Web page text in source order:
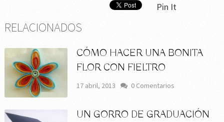
Pin It
RELACIONADOS
CÓMO HACER UNA BONITA
FLOR CON FIELTRO
17 abril, 2013 0 Comentarios
UN GORRO DE GRADUACIÓN